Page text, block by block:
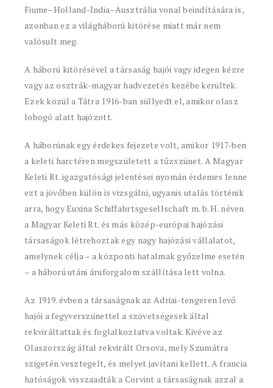
Fiume–Holland-India–Ausztrália vonal beindítására is,
azonban ez a világháború kitörése miatt már nem
valósult meg.
A háború kitörésével a társaság hajói vagy idegen kézre
vagy az osztrák-magyar hadvezetés kezébe kerültek.
Ezek közül a Tátra 1916-ban süllyedt el, amikor olasz
lobogó alatt hajózott.
A háborúnak egy érdekes fejezete volt, amikor 1917-ben
a keleti harctéren megszületett a tűzszünet. A Magyar
Keleti Rt. igazgatósági jelentései nyomán érdemes lenne
ezt a jövőben külön is vizsgálni, ugyanis utalás történik
arra, hogy Euxina Schiffahrtsgesellschaft m. b. H. néven
a Magyar Keleti Rt. és más közép-európai hajózási
társaságok létrehoztak egy nagy hajózási vállalatot,
amelynek célja – a központi hatalmak győzelme esetén
– a háború utáni áruforgalom szállítása lett volna.
Az 1919. évben a társaságnak az Adriai-tengeren levő
hajói a fegyverszünettel a szövetségesek által
rekviráltattak és foglalkoztatva voltak. Kivéve az
Olaszország által rekvirált Orsova, mely Szumátra
szigetén vesztegelt, és melyet javítani kellett. A francia
hatóságok visszaadták a Corvint a társaságnak azzal a